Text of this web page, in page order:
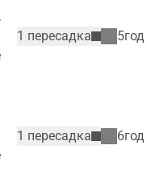
1 пересадка
1 пересадка